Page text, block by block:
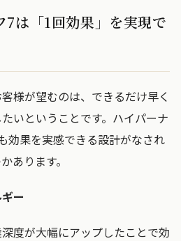
7は「1回効果」を実現で
様が望むのは、できるだけ早く
いということです。ハイパーナ
効果を実感できる設計がなされ
あります。
ー
度が大幅にアップしたことで効